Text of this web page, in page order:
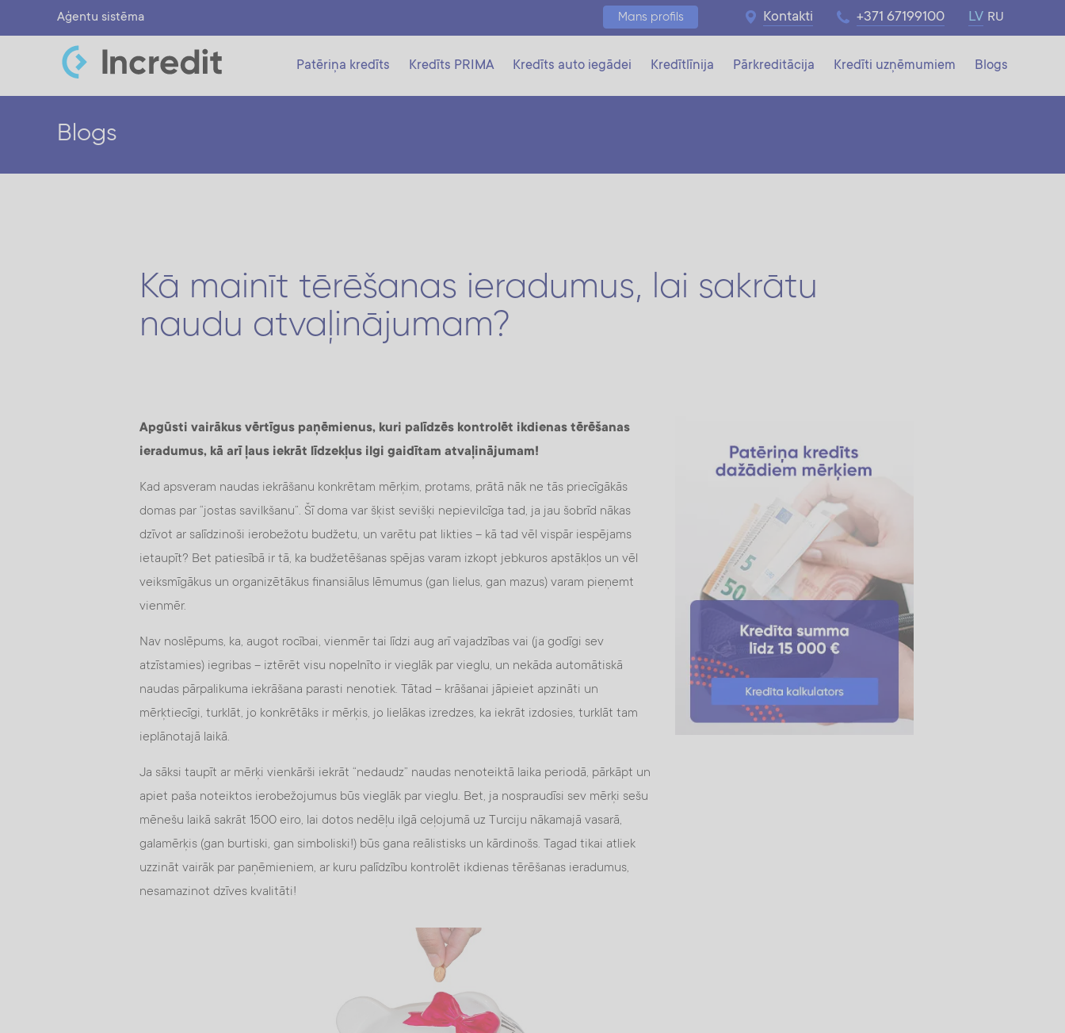
Aģentu sistēma Mans profils Kontakti +371 67199100 RU
LV
Patēriņa kredīts Kredīts PRIMA Kredīts auto iegādei Kredītlīnija Pārkreditācija Kredīti uzņēmumiem Blogs
Blogs
Kā mainīt tērēšanas ieradumus, lai sakrātu
naudu atvaļinājumam?
Apgūsti vairākus vērtīgus paņēmienus, kuri palīdzēs kontrolēt ikdienas tērēšanas
ieradumus, kā arī ļaus iekrāt līdzekļus ilgi gaidītam atvaļinājumam!
Kad apsveram naudas iekrāšanu konkrētam mērķim, protams, prātā nāk ne tās priecīgākās
domas par “jostas savilkšanu”. Šī doma var šķist sevišķi nepievilcīga tad, ja jau šobrīd nākas
dzīvot ar salīdzinoši ierobežotu budžetu, un varētu pat likties – kā tad vēl vispār iespējams
ietaupīt? Bet patiesībā ir tā, ka budžetēšanas spējas varam izkopt jebkuros apstākļos un vēl
veiksmīgākus un organizētākus finansiālus lēmumus (gan lielus, gan mazus) varam pieņemt
vienmēr.
Nav noslēpums, ka, augot rocībai, vienmēr tai līdzi aug arī vajadzības vai (ja godīgi sev
atzīstamies) iegribas – iztērēt visu nopelnīto ir vieglāk par vieglu, un nekāda automātiskā
naudas pārpalikuma iekrāšana parasti nenotiek. Tātad – krāšanai jāpieiet apzināti un
mērķtiecīgi, turklāt, jo konkrētāks ir mērķis, jo lielākas izredzes, ka iekrāt izdosies, turklāt tam
ieplānotajā laikā.
Ja sāksi taupīt ar mērķi vienkārši iekrāt “nedaudz” naudas nenoteiktā laika periodā, pārkāpt un
apiet paša noteiktos ierobežojumus būs vieglāk par vieglu. Bet, ja nospraudīsi sev mērķi sešu
mēnešu laikā sakrāt 1500 eiro, lai dotos nedēļu ilgā ceļojumā uz Turciju nākamajā vasarā,
galamērķis (gan burtiski, gan simboliski!) būs gana reālistisks un kārdinošs. Tagad tikai atliek
uzzināt vairāk par paņēmieniem, ar kuru palīdzību kontrolēt ikdienas tērēšanas ieradumus,
nesamazinot dzīves kvalitāti!